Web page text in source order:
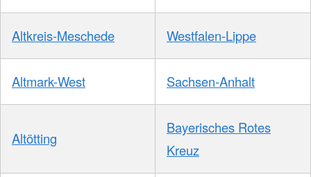
Altkreis-Meschede Westfalen-Lippe
Altmark-West Sachsen-Anhalt
Altötting
Bayerisches Rotes
Kreuz